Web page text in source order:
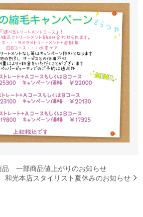
品 一部商品値上がりのお知らせ
和光本店スタイリスト夏休みのお知らせ